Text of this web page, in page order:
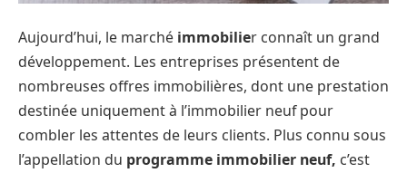
Aujourd’hui, le marché immobilier connaît un grand
développement. Les entreprises présentent de
nombreuses offres immobilières, dont une prestation
destinée uniquement à l’immobilier neuf pour
combler les attentes de leurs clients. Plus connu sous
l’appellation du programme immobilier neuf, c’est